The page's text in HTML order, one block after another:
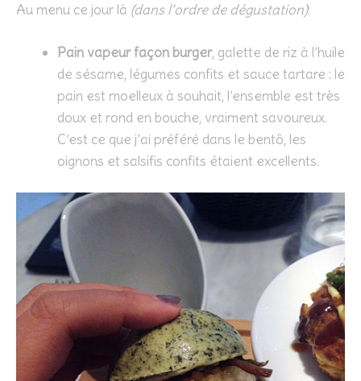
Au menu ce jour là (dans l’ordre de dégustation):
Pain vapeur façon burger, galette de riz à l’huile
de sésame, légumes confits et sauce tartare : le
pain est moelleux à souhait, l’ensemble est très
doux et rond en bouche, vraiment savoureux.
C’est ce que j’ai préféré dans le bentô, les
oignons et salsifis confits étaient excellents.